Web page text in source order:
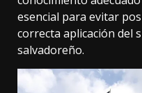
esencial para evitar
correcta aplicación del
salvadoreño.